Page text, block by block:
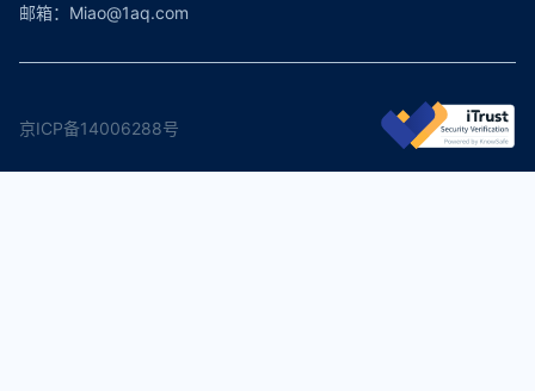
邮箱：Miao@1aq.com
京ICP备14006288号